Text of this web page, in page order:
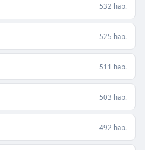
532 hab.
525 hab.
511 hab.
503 hab.
492 hab.